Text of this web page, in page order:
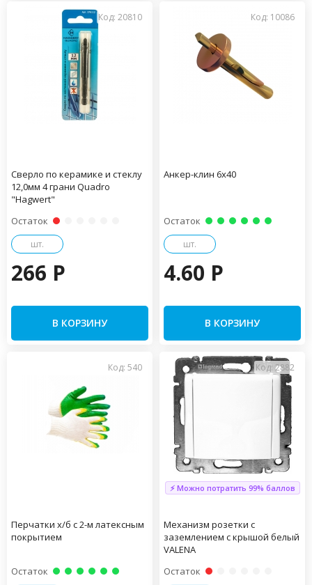
Код: 20810
Сверло по керамике и стеклу
12,0мм 4 грани Quadro
"Hagwert"
Остаток
шт.
266 P
В КОРЗИНУ
Код: 10086
Анкер-клин 6х40
Остаток
шт.
4.60 P
В КОРЗИНУ
Код: 540
Перчатки х/б с 2-м латексным
покрытием
Остаток
Код: 2882
⚡ Можно потратить 99% баллов
Механизм розетки с
заземлением с крышой белый
VALENA
Остаток